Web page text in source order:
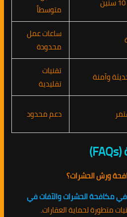
متوسطاً
ساعات عمل
محدودة
وآمنة
تقنيات
تقليدية
دعم محدود
ورش الحشرات؟
مكافحة الحشرات والآفات في
متطورة لحماية العقارات.